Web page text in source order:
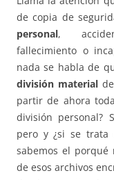
de copia de
personal,
fallecimiento o
nada se habla de
división material
partir de ahora
división personal?
pero y ¿si se trata
sabemos el
de esos archivos